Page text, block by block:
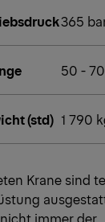
365
50 -
(std) 1 790
Krane sind
immer der